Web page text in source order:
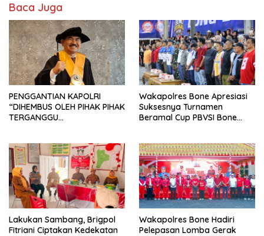
Baca Juga
PENGGANTIAN KAPOLRI
“DIHEMBUS OLEH PIHAK PIHAK
TERGANGGU
Wakapolres Bone Apresiasi
Suksesnya Turnamen
Beramal Cup PBVSI Bone
Lakukan Sambang, Brigpol
Fitriani Ciptakan Kedekatan
Wakapolres Bone Hadiri
Pelepasan Lomba Gerak